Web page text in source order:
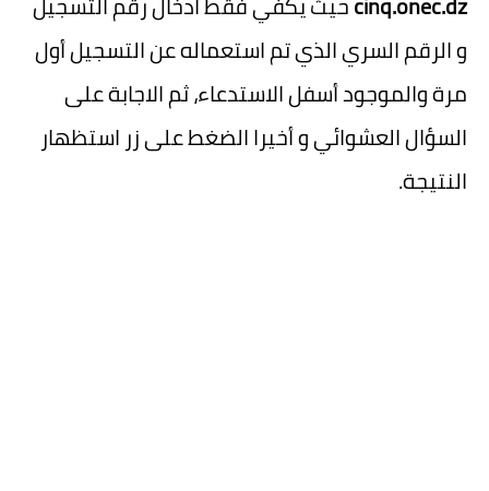
و الرقم السري الذي تم استعماله عن التسجيل أول
مرة والموجود أسفل الاستدعاء، ثم الاجابة على
السؤال العشوائي و أخيرا الضغط على زر استظهار
النتيجة.